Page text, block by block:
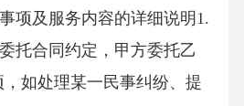
项及服务内容的详细说明1.
托合同约定，甲方委托乙
如处理某一民事纠纷、提